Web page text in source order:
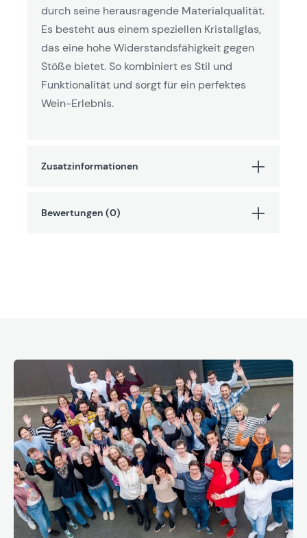
durch seine herausragende Materialqualität.
Es besteht aus einem speziellen Kristallglas,
das eine hohe Widerstandsfähigkeit gegen
Stöße bietet. So kombiniert es Stil und
Funktionalität und sorgt für ein perfektes
Wein-Erlebnis.
Zusatzinformationen
Bewertungen (0)